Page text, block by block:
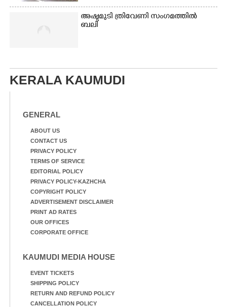
അഷ്ടമുടി ത്രിവേണി സംഗമത്തിൽ
ബലി
KERALA KAUMUDI
GENERAL
ABOUT US
CONTACT US
PRIVACY POLICY
TERMS OF SERVICE
EDITORIAL POLICY
PRIVACY POLICY-KAZHCHA
COPYRIGHT POLICY
ADVERTISEMENT DISCLAIMER
PRINT AD RATES
OUR OFFICES
CORPORATE OFFICE
KAUMUDI MEDIA HOUSE
EVENT TICKETS
SHIPPING POLICY
RETURN AND REFUND POLICY
CANCELLATION POLICY